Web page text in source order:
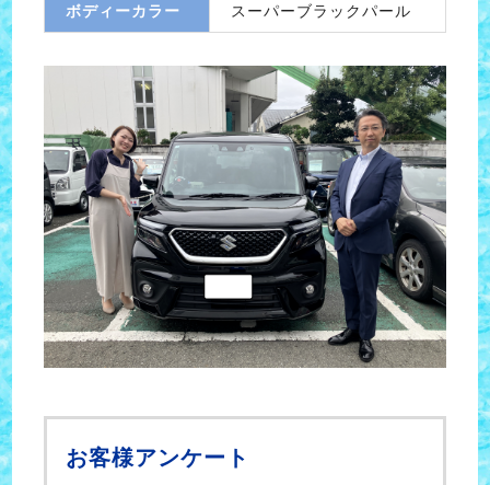
ボディーカラー スーパーブラックパール
お客様アンケート